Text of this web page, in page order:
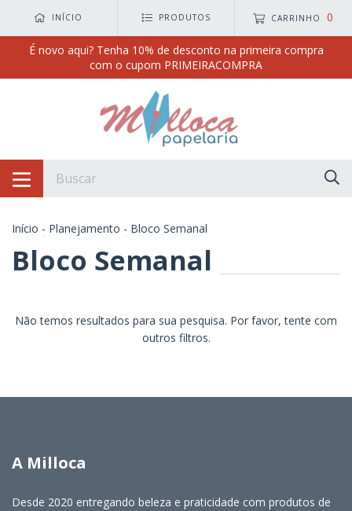
INÍCIO PRODUTOS CARRINHO 0
É novo aqui? Tenha 10% de desconto na primeira compra
com o cupom PRIMEIRACOMPRA
Início - Planejamento - Bloco Semanal
Bloco Semanal
Não temos resultados para sua pesquisa. Por favor, tente com
outros filtros.
A Milloca
Desde 2020 entregando beleza e praticidade com produtos de